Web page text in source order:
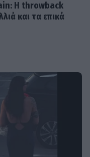
H throwback
και τα επικά